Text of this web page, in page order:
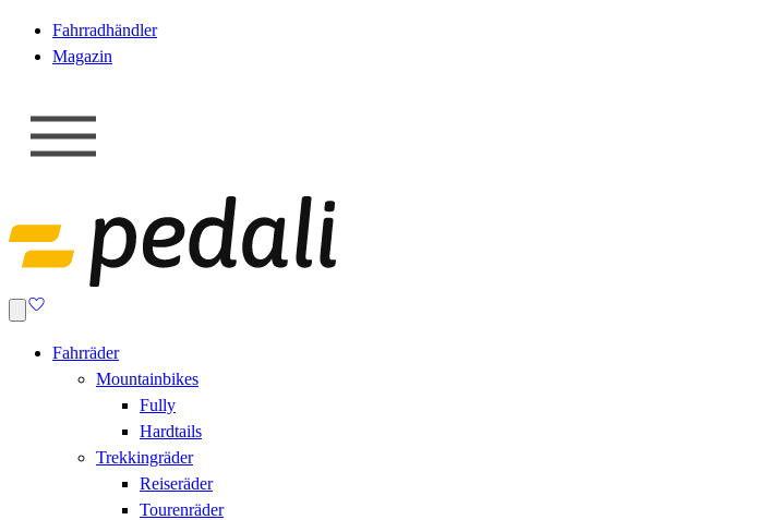
Fahrradhändler
Magazin
Fahrräder
Mountainbikes
Fully
Hardtails
Trekkingräder
Reiseräder
Tourenräder